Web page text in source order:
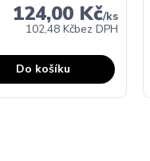
124,00 Kč/ks
102,48 Kčbez DPH
Do košíku